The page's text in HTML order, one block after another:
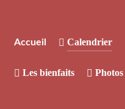
Accueil Calendrier
Les bienfaits Photos